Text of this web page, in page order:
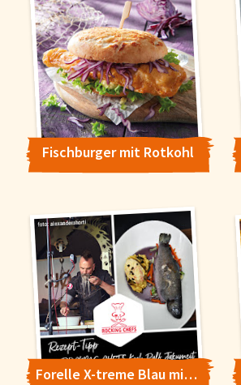
Fischburger mit Rotkohl
Forelle X-treme Blau mit Kartoffelstampf-Pfirsich-Melba